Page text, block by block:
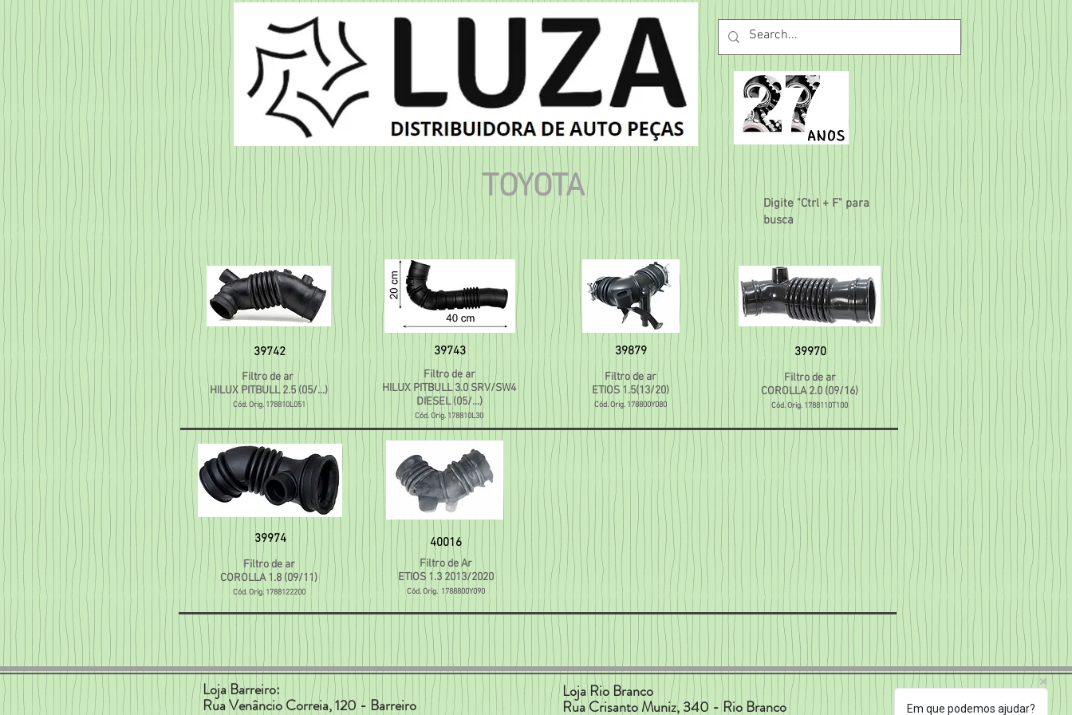
TOYOTA
Digite "Ctrl + F" para
busca
39742
Filtro de ar
HILUX PITBULL 2.5 (05/...)
Cód. Orig. 178810L051
39743
Filtro de ar
HILUX PITBULL 3.0 SRV/SW4
DIESEL (05/...)
Cód. Orig. 178810L30
39879
Filtro de ar
ETIOS 1.5(13/20)
Cód. Orig. 178800Y080
39970
Filtro de ar
COROLLA 2.0 (09/16)
Cód. Orig. 1788110T100
39974
Filtro de ar
COROLLA 1.8 (09/11)
Cód. Orig. 1788122200
40016
Filtro de Ar
ETIOS 1.3 2013/2020
Cód. Orig. 1788800Y090
Loja Barreiro:
Rua Venâncio Correia, 120 - Barreiro
Loja Rio Branco
Rua Crisanto Muniz, 340 - Rio Branco Em que podemos ajudar?